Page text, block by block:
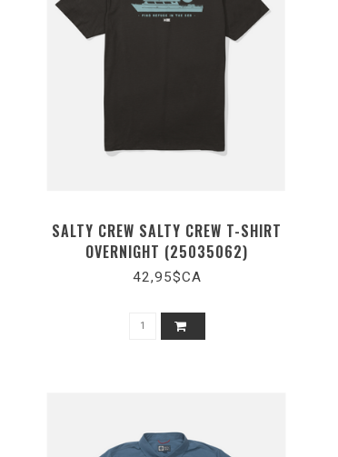
SALTY CREW SALTY CREW T-SHIRT
OVERNIGHT (25035062)
42,95$CA